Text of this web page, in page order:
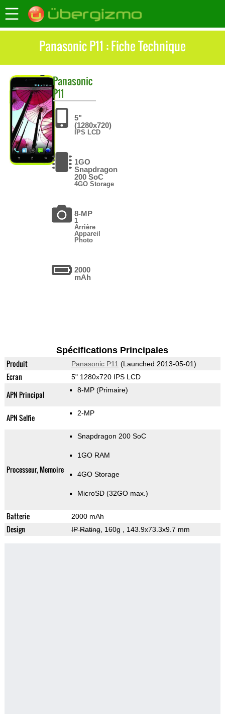
Panasonic P11 : Fiche Technique
Panasonic
P11
5"
(1280x720)
IPS LCD
1GO
Snapdragon
200 SoC
4GO Storage
8-MP
1
Arrière
Appareil
Photo
2000
mAh
Spécifications Principales
Produit Panasonic P11 (Launched 2013-05-01)
Ecran 5" 1280x720 IPS LCD
APN Principal 8-MP (Primaire)
APN Selfie 2-MP
Processeur, Memoire
Snapdragon 200 SoC
1GO RAM
4GO Storage
MicroSD (32GO max.)
Batterie 2000 mAh
Design IP Rating, 160g , 143.9x73.3x9.7 mm